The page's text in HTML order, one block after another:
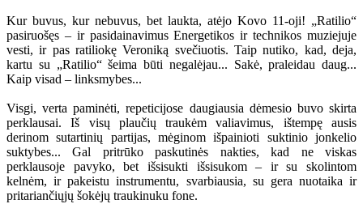
Kur buvus, kur nebuvus, bet laukta, atėjo Kovo 11-oji! „Ratilio“
pasiruošęs – ir pasidainavimus Energetikos ir technikos muziejuje
vesti, ir pas ratiliokę Veroniką svečiuotis. Taip nutiko, kad, deja,
kartu su „Ratilio“ šeima būti negalėjau... Sakė, praleidau daug...
Kaip visad – linksmybes...
Visgi, verta paminėti, repeticijose daugiausia dėmesio buvo skirta
perklausai. Iš visų plaučių traukėm valiavimus, ištempę ausis
derinom sutartinių partijas, mėginom išpainioti suktinio jonkelio
suktybes... Gal pritrūko paskutinės nakties, kad ne viskas
perklausoje pavyko, bet išsisukti išsisukom – ir su skolintom
kelnėm, ir pakeistu instrumentu, svarbiausia, su gera nuotaika ir
pritariančiųjų šokėjų traukinuku fone.